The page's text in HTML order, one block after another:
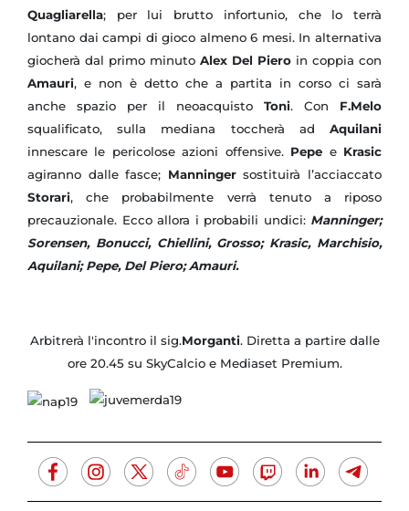
Quagliarella; per lui brutto infortunio, che lo terrà
lontano dai campi di gioco almeno 6 mesi. In alternativa
giocherà dal primo minuto Alex Del Piero in coppia con
Amauri, e non è detto che a partita in corso ci sarà
anche spazio per il neoacquisto Toni. Con F.Melo
squalificato, sulla mediana toccherà ad Aquilani
innescare le pericolose azioni offensive. Pepe e Krasic
agiranno dalle fasce; Manningersostituirà l’acciaccato
Storari, che probabilmente verrà tenuto a riposo
precauzionale. Ecco allora i probabili undici: Manninger;
Sorensen, Bonucci, Chiellini, Grosso; Krasic, Marchisio,
Aquilani; Pepe, Del Piero; Amauri.
Arbitrerà l'incontro il sig.Morganti. Diretta a partire dalle
ore 20.45 su SkyCalcio e Mediaset Premium.